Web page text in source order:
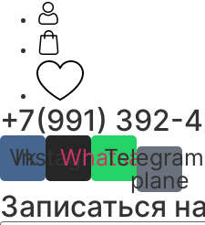
+7(991) 392-
Vk
Instagram
Whatsapp
plane
Записаться